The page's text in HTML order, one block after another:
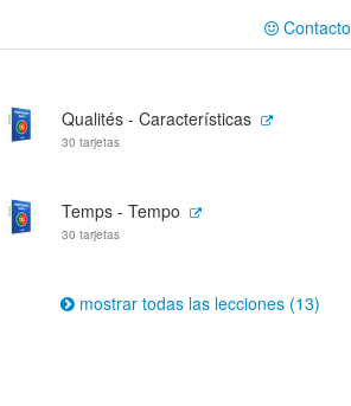
Contacto
Qualités - Características
30 tarjetas
Temps - Tempo
30 tarjetas
mostrar todas las lecciones (13)